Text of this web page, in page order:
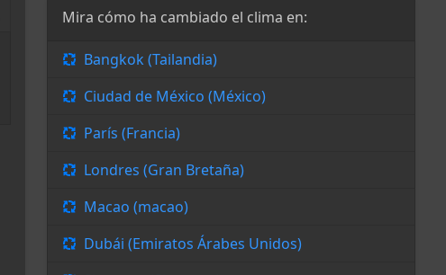
Mira cómo ha cambiado el clima en:
Bangkok (Tailandia)
Ciudad de México (México)
París (Francia)
Londres (Gran Bretaña)
Macao (macao)
Dubái (Emiratos Árabes Unidos)